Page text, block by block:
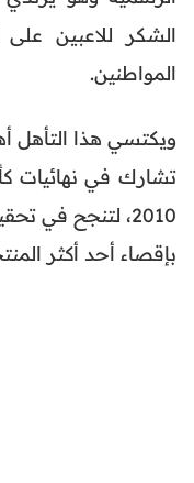
الشكر للاعبين
المواطنين.
ويكتسي هذا التأهل
تشارك في نهائيات
2010، لتنجح في
بإقصاء أحد أكثر